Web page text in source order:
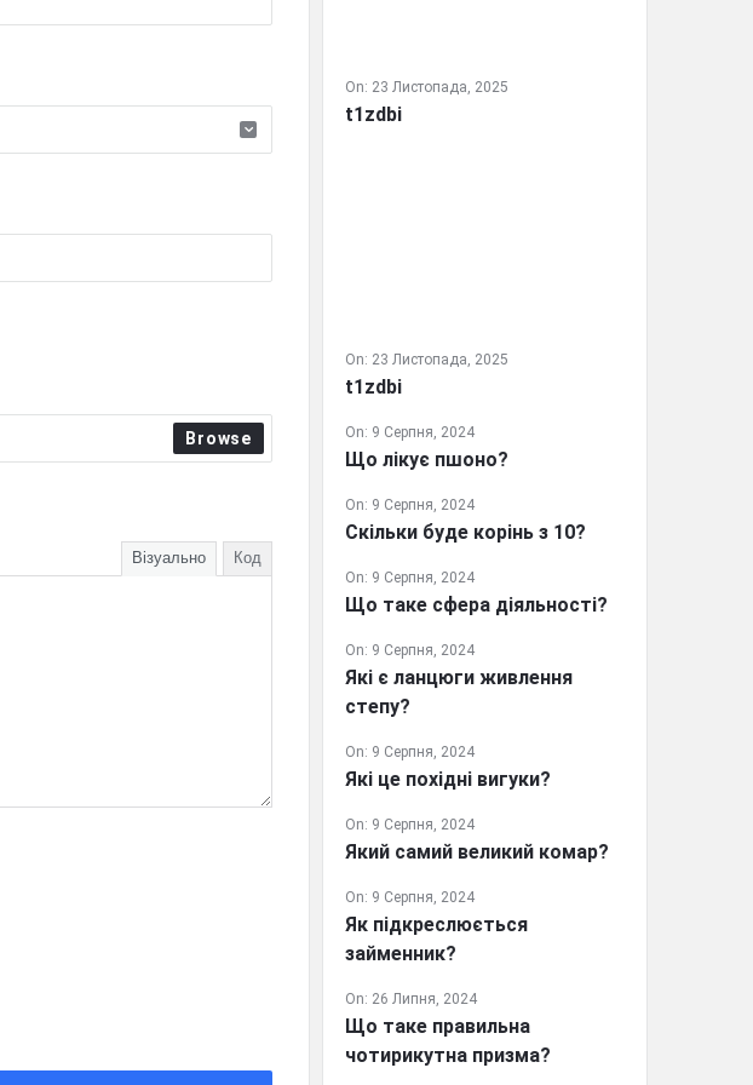
Browse
Візуально Код
On: 23 Листопада, 2025
t1zdbi
On: 23 Листопада, 2025
t1zdbi
On: 9 Серпня, 2024
Що лікує пшоно?
On: 9 Серпня, 2024
Скільки буде корінь з 10?
On: 9 Серпня, 2024
Що таке сфера діяльності?
On: 9 Серпня, 2024
Які є ланцюги живлення
степу?
On: 9 Серпня, 2024
Які це похідні вигуки?
On: 9 Серпня, 2024
Який самий великий комар?
On: 9 Серпня, 2024
Як підкреслюється
займенник?
On: 26 Липня, 2024
Що таке правильна
чотирикутна призма?